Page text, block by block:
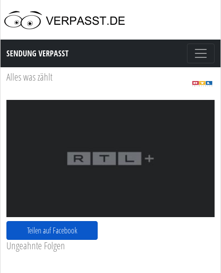
Sendung Verpasst
SENDUNG VERPASST
Alles was zählt
Teilen auf Facebook
Ungeahnte Folgen